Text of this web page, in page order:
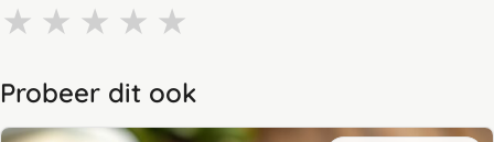
★ ★ ★ ★ ★
Probeer dit ook